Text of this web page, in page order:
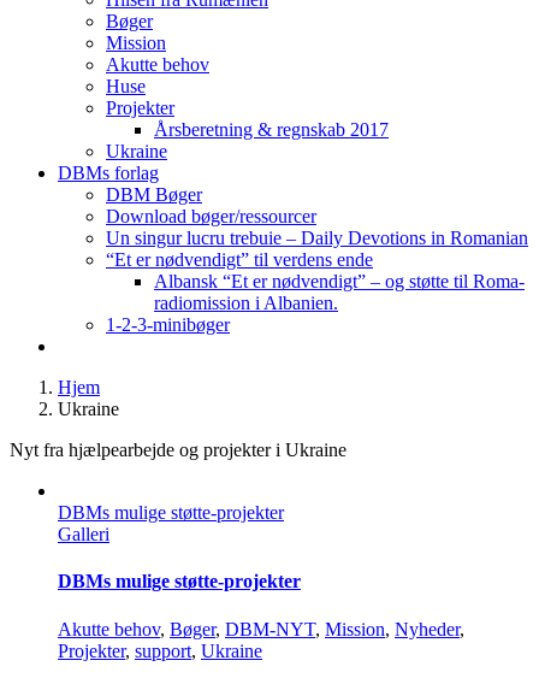
Bøger
Mission
Akutte behov
Huse
Projekter
Årsberetning & regnskab 2017
Ukraine
DBMs forlag
DBM Bøger
Download bøger/ressourcer
Un singur lucru trebuie – Daily Devotions in Romanian
“Et er nødvendigt” til verdens ende
Albansk “Et er nødvendigt” – og støtte til Roma-
radiomission i Albanien.
1-2-3-minibøger
Hjem
Ukraine
Nyt fra hjælpearbejde og projekter i Ukraine
DBMs mulige støtte-projekter
Galleri
DBMs mulige støtte-projekter
Akutte behov, Bøger, DBM-NYT, Mission, Nyheder,
Projekter, support, Ukraine